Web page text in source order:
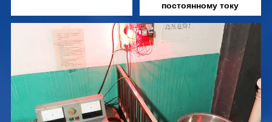
постоянному току